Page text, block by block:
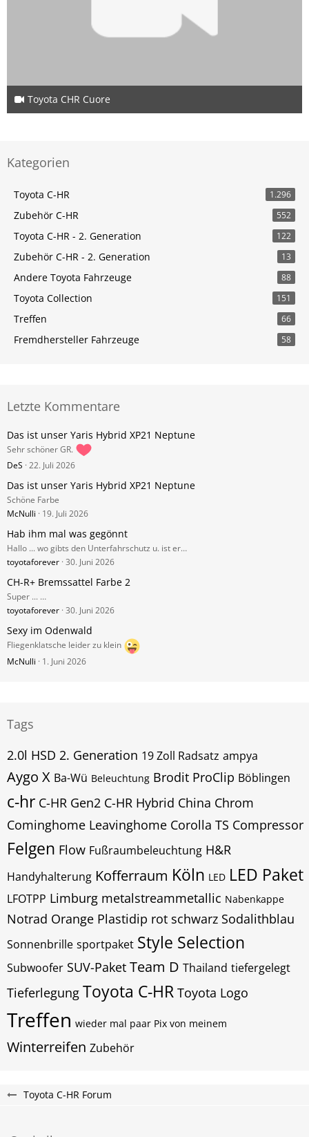
Toyota CHR Cuore
4. März 2021
Kategorien
Toyota C-HR 1.296
Zubehör C-HR 552
Toyota C-HR - 2. Generation 122
Zubehör C-HR - 2. Generation 13
Andere Toyota Fahrzeuge 88
Toyota Collection 151
Treffen 66
Fremdhersteller Fahrzeuge 58
Letzte Kommentare
Das ist unser Yaris Hybrid XP21 Neptune
Sehr schöner GR.
DeS 22. Juli 2026
Das ist unser Yaris Hybrid XP21 Neptune
Schöne Farbe
McNulli
19. Juli 2026
Hab ihm mal was gegönnt
Hallo ... wo gibts den Unterfahrschutz u. ist er…
toyotaforever 30. Juni 2026
CH-R+ Bremssattel Farbe 2
Super ... …
toyotaforever 30. Juni 2026
Sexy im Odenwald
Fliegenklatsche leider zu klein
McNulli
1. Juni 2026
Tags
2.0l HSD 2. Generation 19 Zoll Radsatz ampya
Aygo X Ba-Wü Beleuchtung Brodit ProClip Böblingen
c-hr C-HR Gen2 C-HR Hybrid China Chrom
Cominghome Leavinghome Corolla TS Compressor
Felgen Flow Fußraumbeleuchtung H&R
Handyhalterung Kofferraum Köln LED LED Paket
LFOTPP Limburg metalstreammetallic Nabenkappe
Notrad Orange Plastidip rot schwarz Sodalithblau
Sonnenbrille sportpaket Style Selection
Subwoofer SUV-Paket Team D Thailand tiefergelegt
Tieferlegung Toyota C-HR Toyota Logo
Treffen wieder mal paar Pix von meinem
Winterreifen Zubehör
Toyota C-HR Forum